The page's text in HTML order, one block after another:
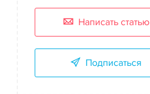
Написать статью
Подписаться